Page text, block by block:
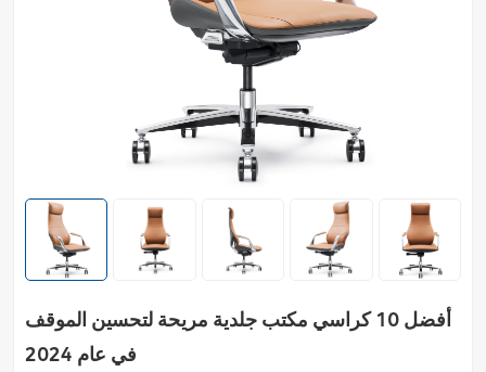
أفضل 10 كراسي مكتب جلدية مريحة لتحسين الموقف
في عام 2024